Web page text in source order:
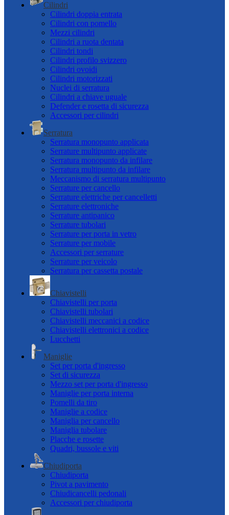
Cilindri
Cilindri doppia entrata
Cilindri con pomello
Mezzi cilindri
Cilindri a ruota dentata
Cilindri tondi
Cilindri profilo svizzero
Cilindri ovoidi
Cilindri motorizzati
Nuclei di serratura
Cilindri a chiave uguale
Defender e rosetta di sicurezza
Accessori per cilindri
Serratura
Serratura monopunto applicata
Serrature multipunto applicate
Serratura monopunto da infilare
Serratura multipunto da infilare
Meccanismo di serratura multipunto
Serrature per cancello
Serrature elettriche per cancelletti
Serrature elettroniche
Serrature antipanico
Serrature tubolari
Serrature per porta in vetro
Serrature per mobile
Accessori per serrature
Serrature per veicolo
Serratura per cassetta postale
Chiavistelli
Chiavistelli per porta
Chiavistelli tubolari
Chiavistelli meccanici a codice
Chiavistelli elettronici a codice
Lucchetti
Maniglie
Set per porta d'ingresso
Set di sicurezza
Mezzo set per porta d'ingresso
Maniglie per porta interna
Pomelli da tiro
Maniglie a codice
Maniglia per cancello
Maniglia tubolare
Placche e rosette
Quadri, bussole e viti
Chiudiporta
Chiudiporta
Pivot a pavimento
Chiudicancelli pedonali
Accessori per chiudiporta